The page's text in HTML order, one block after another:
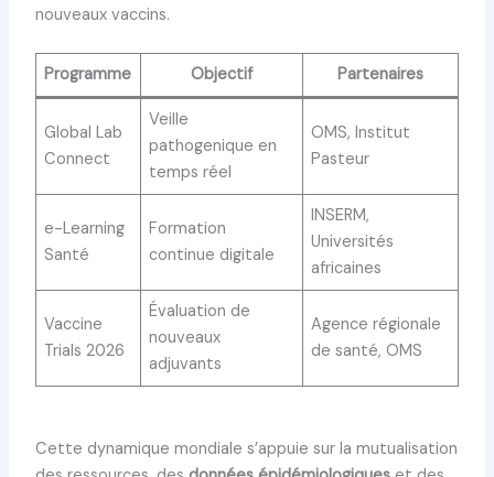
nouveaux vaccins.
Programme Objectif Partenaires
Global Lab
Connect
Veille
pathogenique en
temps réel
OMS, Institut
Pasteur
e-Learning
Santé
Formation
continue digitale
INSERM,
Universités
africaines
Vaccine
Trials 2026
Évaluation de
nouveaux
adjuvants
Agence régionale
de santé, OMS
Cette dynamique mondiale s’appuie sur la mutualisation